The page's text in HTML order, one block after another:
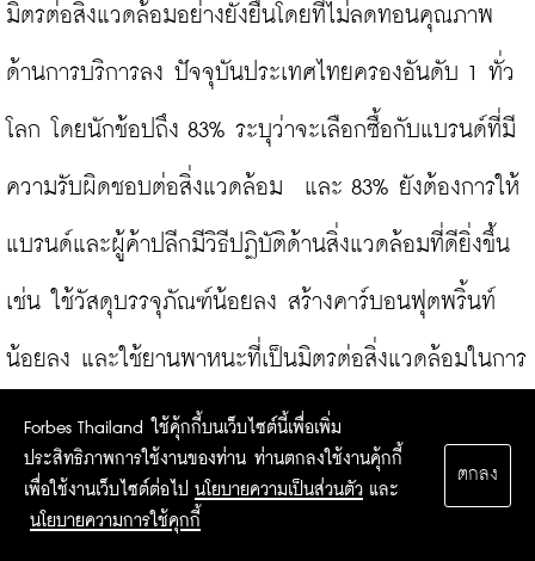
มิตรต่อสิ่งแวดล้อมอย่างยั่งยืนโดยที่ไม่ลดทอนคุณภาพ
ด้านการบริการลง ปัจจุบันประเทศไทยครองอันดับ 1 ทั่ว
โลก โดยนักช้อปถึง 83% ระบุว่าจะเลือกซื้อกับแบรนด์ที่มี
ความรับผิดชอบต่อสิ่งแวดล้อม  และ 83% ยังต้องการให้
แบรนด์และผู้ค้าปลีกมีวิธีปฏิบัติด้านสิ่งแวดล้อมที่ดียิ่งขึ้น
เช่น ใช้วัสดุบรรจุภัณฑ์น้อยลง สร้างคาร์บอนฟุตพริ้นท์
น้อยลง และใช้ยานพาหนะที่เป็นมิตรต่อสิ่งแวดล้อมในการ
จัดส่ง
แล้วอนาคตจะเป็นอย่างไรและธุรกิจต้องเดินเกมเช่นไร
Forbes Thailand ใช้คุ้กกี้บนเว็บไซต์นี้เพื่อเพิ่ม
ประสิทธิภาพการใช้งานของท่าน ท่านตกลงใช้งานคุ้กกี้
เพื่อใช้งานเว็บไซต์ต่อไป นโยบายความเป็นส่วนตัว และ
นโยบายความการใช้คุกกี้
ตกลง